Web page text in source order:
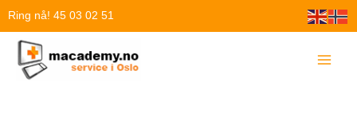
Hopp
innholdet
Ring nå! 45 03 02 51